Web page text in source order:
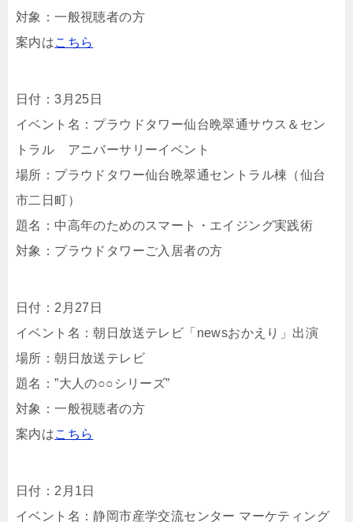
対象：一般視聴者の方
案内はこちら
日付：3月25日
イベント名：プラウドタワー仙台晩翠通サウス＆セン
トラル アニバーサリーイベント
場所：プラウドタワー仙台晩翠通セントラル棟（仙台
市二日町）
題名：中高年のためのスマート・エイジング実践術
対象：プラウドタワーご入居者の方
日付：2月27日
イベント名：朝日放送テレビ「newsおかえり」出演
場所：朝日放送テレビ
題名：”大人の○○シリーズ”
対象：一般視聴者の方
案内はこちら
日付：2月1日
イベント名：静岡市産学交流センター マーケティング